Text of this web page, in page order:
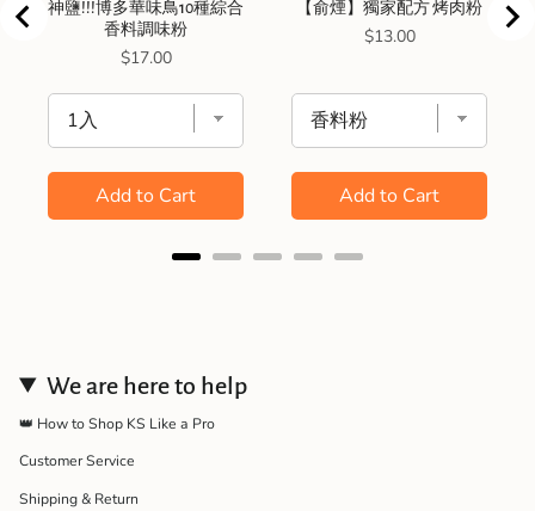
神鹽!!!博多華味鳥10種綜合
香料調味粉
Price
$17.00
Add to Cart
【俞煙】獨家配方 烤肉粉
Price
$13.00
Add to Cart
We are here to help
👑 How to Shop KS Like a Pro
Customer Service
Shipping & Return